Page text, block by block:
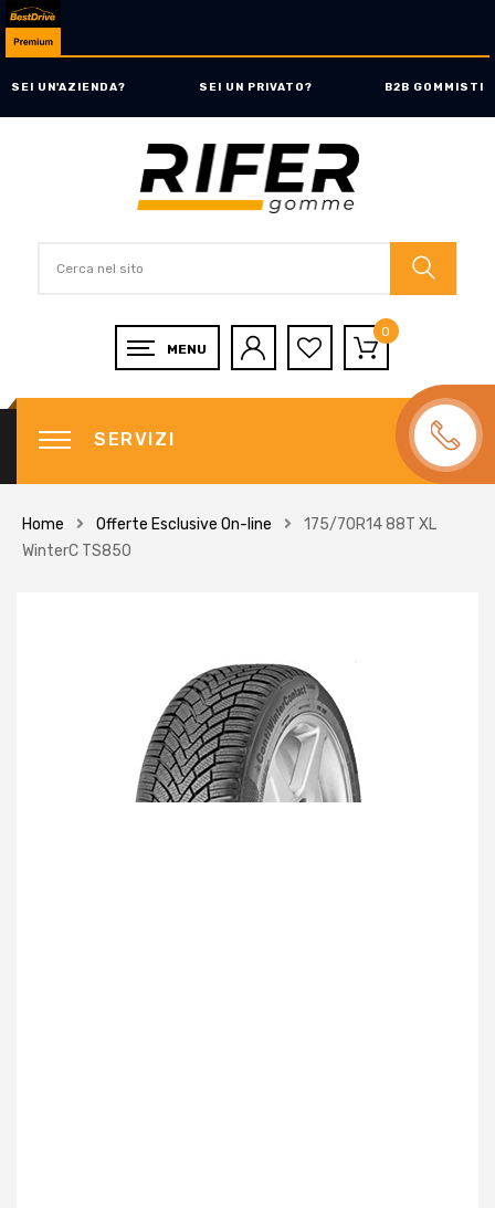
SEI UN'AZIENDA? SEI UN PRIVATO? B2B GOMMISTI
0
SERVIZI
Home Offerte Esclusive On-line
175/70R14 88T XL
WinterC TS850